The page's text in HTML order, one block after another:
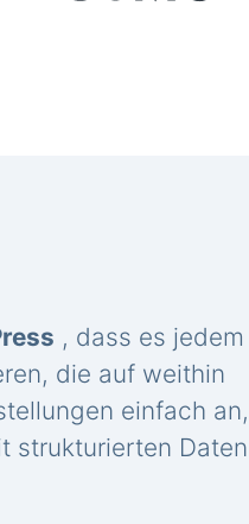
, dass es jedem
die auf weithin
einfach an,
strukturierten Daten